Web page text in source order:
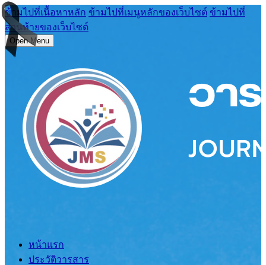
ข้ามไปที่เนื้อหาหลัก ข้ามไปที่เมนูหลักของเว็บไซต์ ข้ามไปที่
ส่วนท้ายของเว็บไซต์
Open Menu
หน้าแรก
ประวัติวารสาร